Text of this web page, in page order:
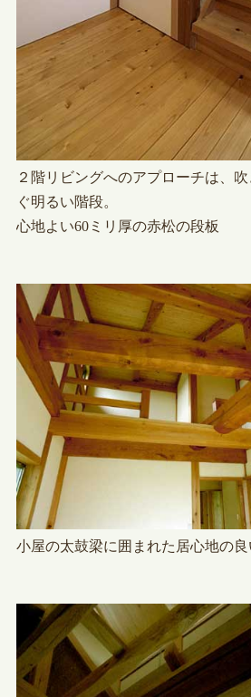
２階リビングへのアプローチは、
ぐ明るい階段。
心地よい60ミリ厚の赤松の段板
小屋の太鼓梁に囲まれた居心地の良